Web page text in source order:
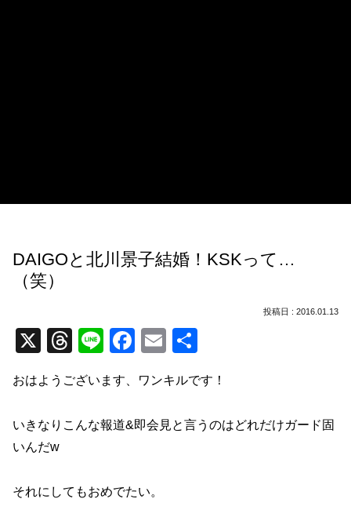
DAIGOと北川景子結婚！KSKって…
（笑）
2016.01.13
X
T
e
a
Li
e
F
c
e
o
E
ail
おはようございます、ワンキルです！
いきなりこんな報道&即会見と言うのはどれだけガード固
いんだw
それにしてもおめでたい。